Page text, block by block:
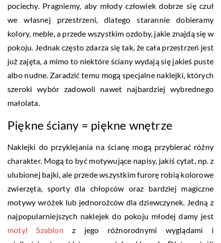
pociechy. Pragniemy, aby młody człowiek dobrze się czuł
we własnej przestrzeni, dlatego starannie dobieramy
kolory, meble, a przede wszystkim ozdoby, jakie znajdą się w
pokoju. Jednak często zdarza się tak, że cała przestrzeń jest
już zajęta, a mimo to niektóre ściany wydają się jakieś puste
albo nudne. Zaradzić temu mogą specjalne naklejki, których
szeroki wybór zadowoli nawet najbardziej wybrednego
małolata.
Piękne ściany = piękne wnętrze
Naklejki do przyklejania na ścianę mogą przybierać różny
charakter. Mogą to być motywujące napisy, jakiś cytat, np. z
ulubionej bajki, ale przede wszystkim furorę robią kolorowe
zwierzęta, sporty dla chłopców oraz bardziej magiczne
motywy wróżek lub jednorożców dla dziewczynek. Jedną z
najpopularniejszych naklejek do pokoju młodej damy jest
motyl Szablon z jego różnorodnymi wyglądami i